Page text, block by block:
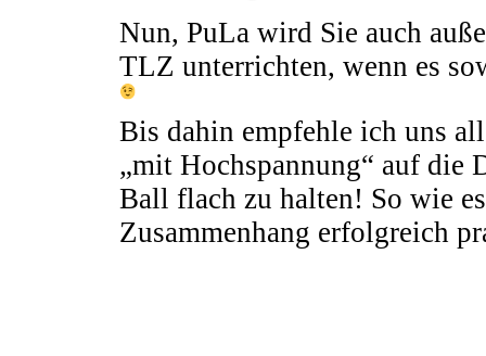
Nun, PuLa wird Sie auch
TLZ unterrichten, wenn es
Bis dahin empfehle ich uns
„mit Hochspannung“ auf die
Ball flach zu halten! So wie
Zusammenhang erfolgreich